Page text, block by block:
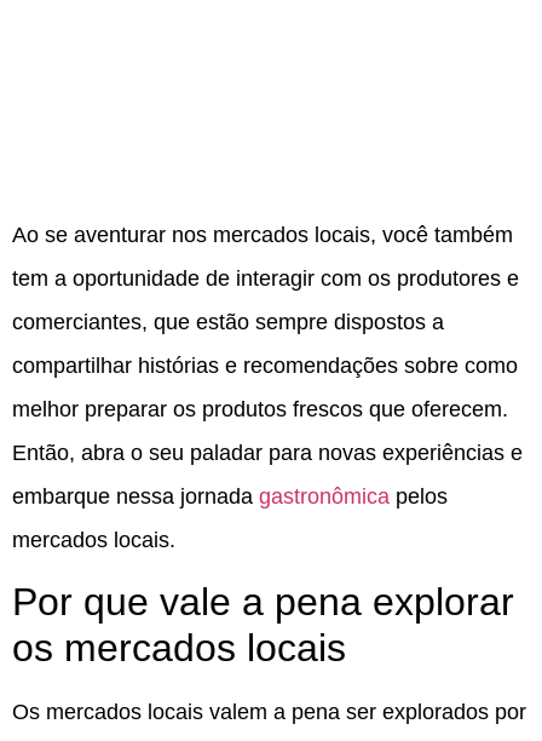
Ao se aventurar nos mercados locais, você também
tem a oportunidade de interagir com os produtores e
comerciantes, que estão sempre dispostos a
compartilhar histórias e recomendações sobre como
melhor preparar os produtos frescos que oferecem.
Então, abra o seu paladar para novas experiências e
embarque nessa jornada gastronômica pelos
mercados locais.
Por que vale a pena explorar
os mercados locais
Os mercados locais valem a pena ser explorados por